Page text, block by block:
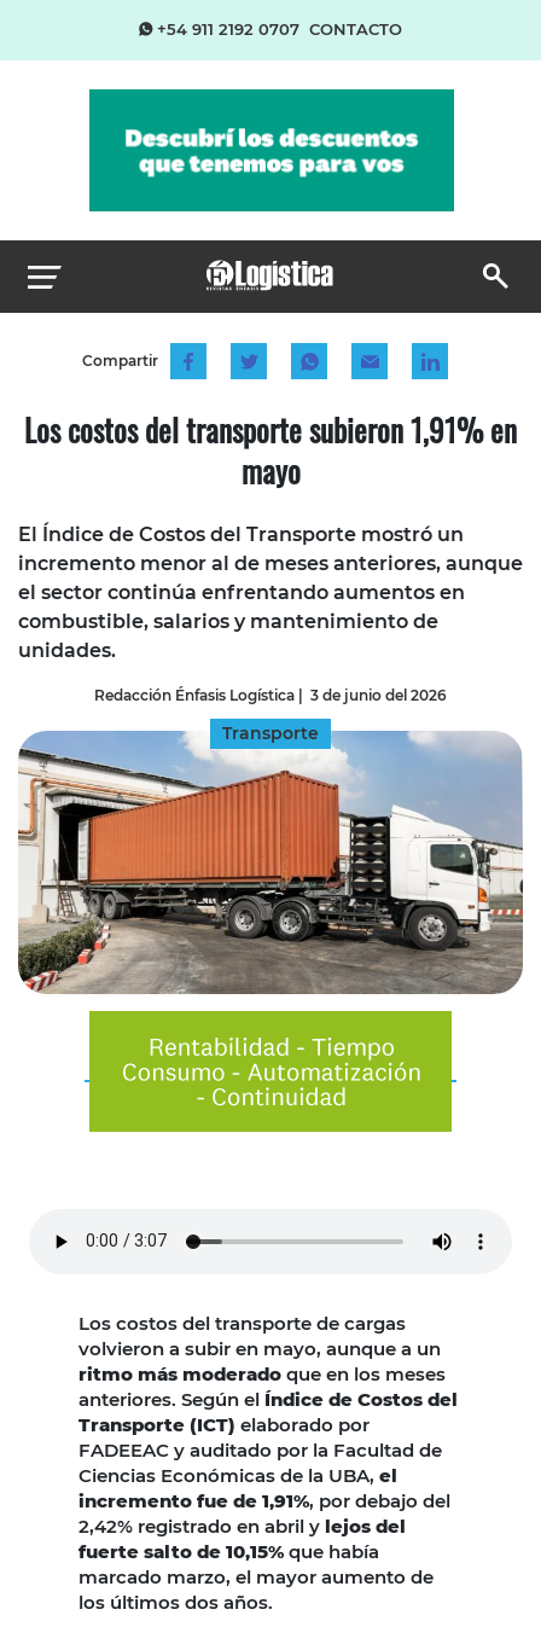
+54 911 2192 0707 CONTACTO
Compartir
Los costos del transporte subieron 1,91% en
mayo
El Índice de Costos del Transporte mostró un
incremento menor al de meses anteriores, aunque
el sector continúa enfrentando aumentos en
combustible, salarios y mantenimiento de
unidades.
Redacción Énfasis Logística | 3 de junio del 2026
Transporte
Los costos del transporte de cargas
volvieron a subir en mayo, aunque a un
ritmo más moderado que en los meses
anteriores. Según el Índice de Costos del
Transporte (ICT) elaborado por
FADEEAC y auditado por la Facultad de
Ciencias Económicas de la UBA, el
incremento fue de 1,91%, por debajo del
2,42% registrado en abril y lejos del
fuerte salto de 10,15% que había
marcado marzo, el mayor aumento de
los últimos dos años.